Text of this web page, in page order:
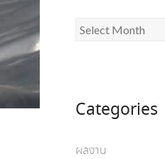
Archives
Categories
ผลงาน